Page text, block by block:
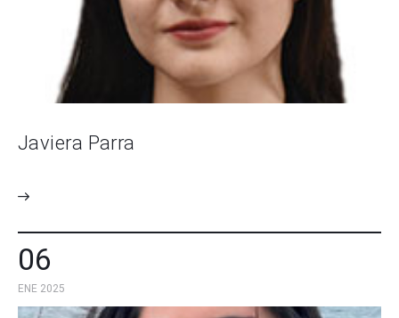
Javiera Parra
06
ENE 2025